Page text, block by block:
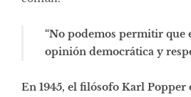
“No podemos permitir que
opinión democrática y
En 1945, el filósofo Karl Popper